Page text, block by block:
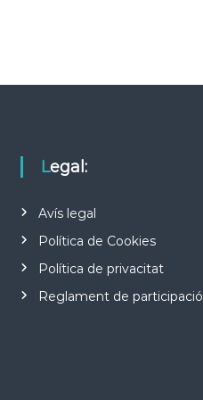
Legal:
Avís legal
Política de Cookies
Política de privacitat
Reglament de participació